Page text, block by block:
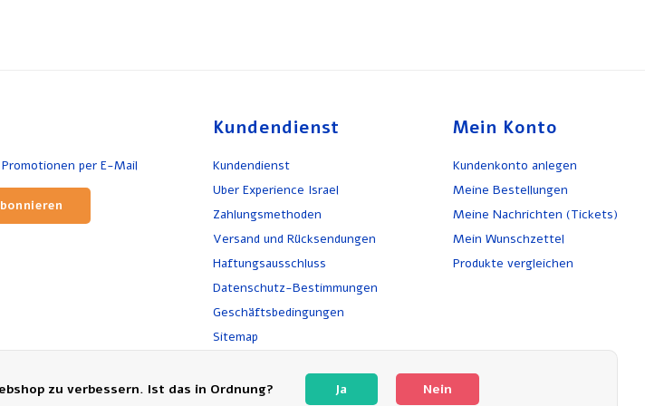
per E-Mail
Kundendienst
Kundendienst
Uber Experience Israel
Zahlungsmethoden
Versand und Rücksendungen
Haftungsausschluss
Datenschutz-Bestimmungen
Geschäftsbedingungen
Sitemap
Beschwerden
Mein Konto
Kundenkonto anlegen
Meine Bestellungen
Meine Nachrichten (Tickets)
Mein Wunschzettel
Produkte vergleichen
zu verbessern. Ist das in Ordnung? Ja Nein